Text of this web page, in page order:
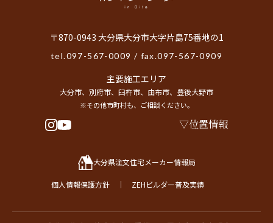
〒870-0943 大分県大分市大字片島75番地の1
tel.097-567-0009 / fax.097-567-0909
主要施工エリア
大分市、別府市、臼杵市、由布市、豊後大野市
※その他市町村も、ご相談ください。
位置情報
大分県注文住宅メーカー情報局
個人情報保護方針 ｜ ZEHビルダー普及実績